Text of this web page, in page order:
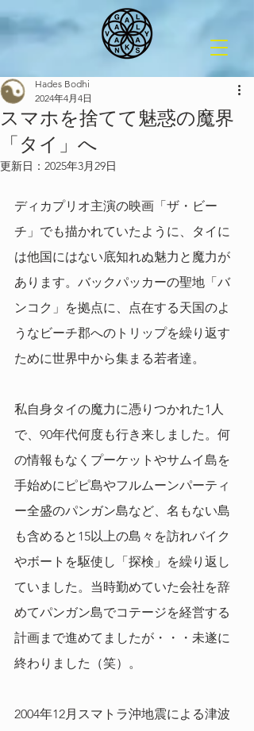
スマホを捨てて魅惑の魔界
「タイ」へ
Hades Bodhi
2024年4月4日
更新日： 2025年3月29日
ディカプリオ主演の映画「ザ・ビー
チ」でも描かれていたように、タイに
は他国にはない底知れぬ魅力と魔力が
あります。バックパッカーの聖地「バ
ンコク」を拠点に、点在する天国のよ
うなビーチ郡へのトリップを繰り返す
ために世界中から集まる若者達。
私自身タイの魔力に憑りつかれた1人
で、90年代何度も行き来しました。何
の情報もなくプーケットやサムイ島を
手始めにピピ島やフルムーンパーティ
ー全盛のパンガン島など、名もない島
も含めると15以上の島々を訪れバイク
やボートを駆使し「探検」を繰り返し
ていました。当時勤めていた会社を辞
めてパンガン島でコテージを経営する
計画まで進めてましたが・・・未遂に
終わりました（笑）。
2004年12月スマトラ沖地震による津波